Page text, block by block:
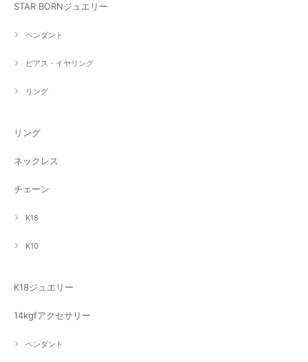
STAR BORNジュエリー
ペンダント
ピアス・イヤリング
リング
リング
ネックレス
チェーン
K18
K10
K18ジュエリー
14kgfアクセサリー
ペンダント